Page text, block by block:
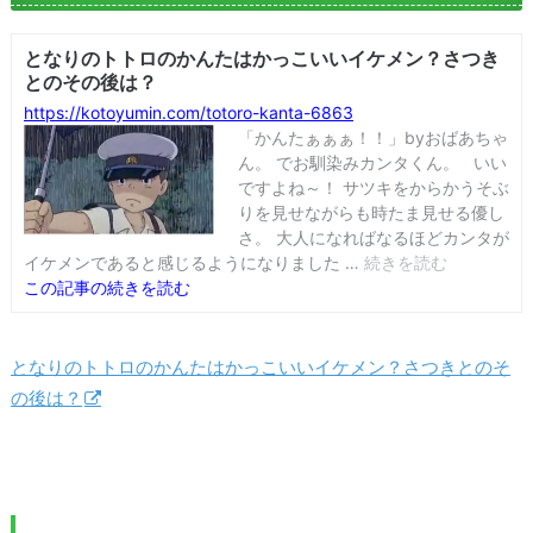
となりのトトロのかんたはかっこいいイケメン？さつきとのそ
の後は？